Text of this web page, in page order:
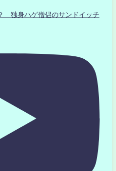
独身ハゲ僧侶のサンドイッチ